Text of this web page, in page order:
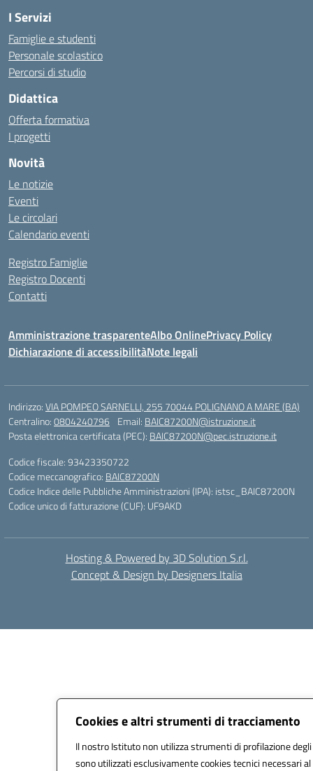
Cookies e altri strumenti di tracciamento
Il nostro Istituto non utilizza strumenti di profilazione
sono utilizzati esclusivamente cookies tecnici necessari al
I Servizi
Famiglie e studenti
Personale scolastico
Percorsi di studio
Didattica
Offerta formativa
I progetti
Novità
Le notizie
Eventi
Le circolari
Calendario eventi
Registro Famiglie
Registro Docenti
Contatti
Amministrazione trasparenteAlbo OnlinePrivacy Policy
Dichiarazione di accessibilitàNote legali
Indirizzo:VIA POMPEO SARNELLI, 255 70044 POLIGNANO A MARE (BA)
Centralino:0804240796 Email: BAIC87200N@istruzione.it
Posta elettronica certificata (PEC): BAIC87200N@pec.istruzione.it
Codice fiscale: 93423350722
Codice meccanografico: BAIC87200N
Codice Indice delle Pubbliche Amministrazioni (IPA): istsc_BAIC87200N
Codice unico di fatturazione (CUF): UF9AKD
Hosting & Powered by 3D Solution S.r.l.
Concept & Design by Designers Italia